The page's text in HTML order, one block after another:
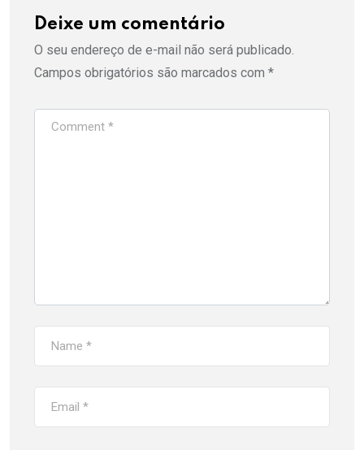
Deixe um comentário
O seu endereço de e-mail não será publicado.
Campos obrigatórios são marcados com *